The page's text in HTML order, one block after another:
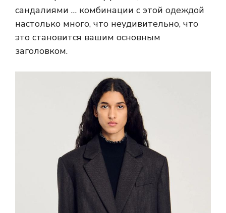
сандалиями … комбинации с этой одеждой
настолько много, что неудивительно, что
это становится вашим основным
заголовком.